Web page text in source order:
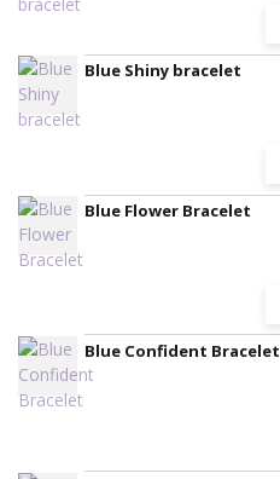
Blue Shiny bracelet
Blue Flower Bracelet
Blue Confident Bracelet